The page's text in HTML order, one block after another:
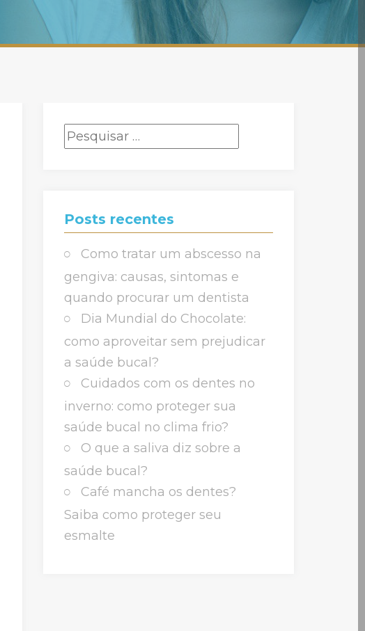
Pesquisar
Posts recentes
Como tratar um abscesso na
gengiva: causas, sintomas e
quando procurar um dentista
Dia Mundial do Chocolate:
como aproveitar sem prejudicar
a saúde bucal?
Cuidados com os dentes no
inverno: como proteger sua
saúde bucal no clima frio?
O que a saliva diz sobre a
saúde bucal?
Café mancha os dentes?
Saiba como proteger seu
esmalte